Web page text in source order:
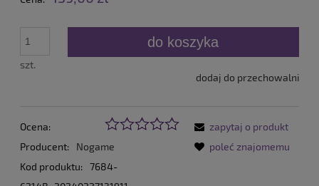
szt.
do koszyka
dodaj do przechowalni
Ocena:
Producent:
Nogame
Kod produktu: 7684-
zapytaj o produkt
poleć znajomemu